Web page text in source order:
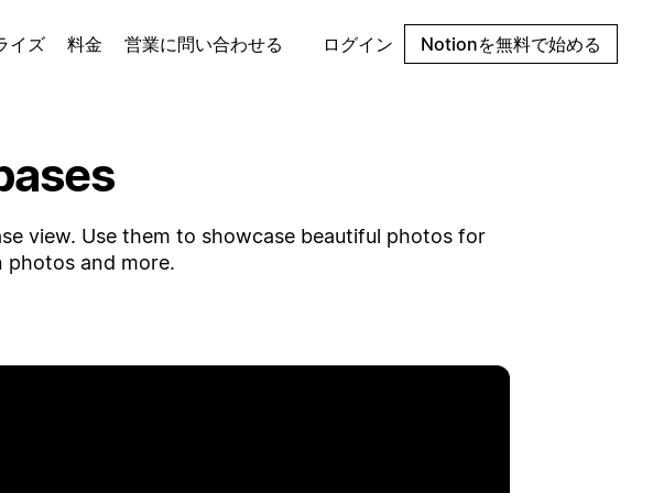
イズ 料金 営業に問い合わせる ログイン Notionを無料で始める
view. Use them to showcase beautiful photos for
photos and more.